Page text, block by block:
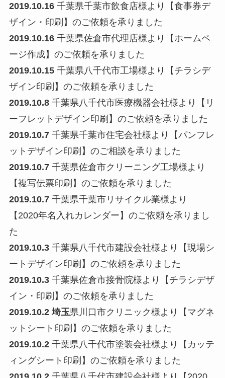
2019.10.16 千葉県千葉市飲食店様より【食事券デ
ザイン・印刷】のご依頼を承りました
2019.10.16 千葉県佐倉市代理店様より【ホームペ
ージ作成】のご依頼を承りました
2019.10.15 千葉県八千代市工場様より【チラシデ
ザイン印刷】のご依頼を承りました
2019.10.8 千葉県八千代市医療機器会社様より【リ
ーフレットデザイン印刷】のご依頼を承りました
2019.10.7 千葉県千葉市住宅会社様より【パンフレ
ットデザイン印刷】のご相談を承りました
2019.10.7 千葉県佐倉市クリーニング工場様より
【複写伝票印刷】のご依頼を承りました
2019.10.7 千葉県千葉市リサイクル業様より
【2020年名入れカレンダー】のご依頼を承りまし
た
2019.10.3 千葉県八千代市建設会社様より【現場シ
ートデザイン印刷】のご依頼を承りました
2019.10.3 千葉県佐倉市接骨院様より【チラシデザ
イン・印刷】のご依頼を承りました
2019.10.2 埼玉県川口市クリニック様より【マグネ
ットシート印刷】のご依頼を承りました
2019.10.2 千葉県八千代市塗装会社様より【カッテ
ィングシート印刷】のご依頼を承りました